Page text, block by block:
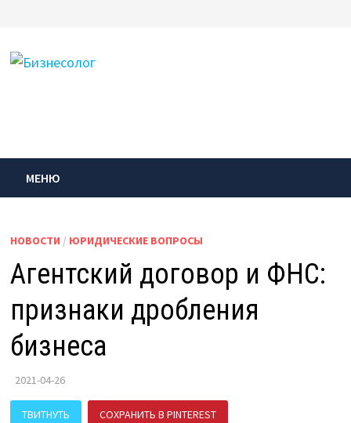
содержимому
МЕНЮ
НОВОСТИ / ЮРИДИЧЕСКИЕ ВОПРОСЫ
Агентский договор и ФНС:
признаки дробления
бизнеса
2021-04-26
ТВИТНУТЬ СОХРАНИТЬ В PINTEREST